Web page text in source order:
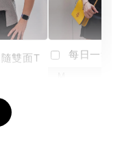
雙面T
-
每日一笑